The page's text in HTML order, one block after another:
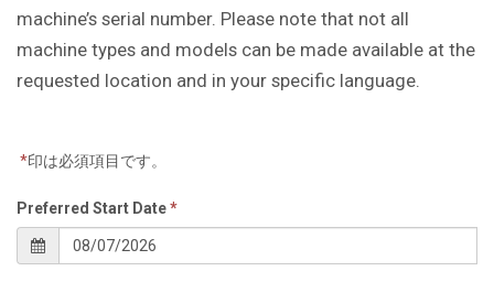
machine’s serial number. Please note that not all
machine types and models can be made available at the
requested location and in your specific language.
*印は必須項目です。
Preferred Start Date*